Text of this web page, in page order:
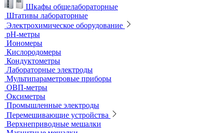
Шкафы общелабораторные
Штативы лабораторные
Электрохимическое оборудование
pH-метры
Иономеры
Кислородомеры
Кондуктометры